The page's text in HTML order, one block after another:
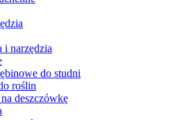
i narzędzia
do studni
roślin
deszczówkę